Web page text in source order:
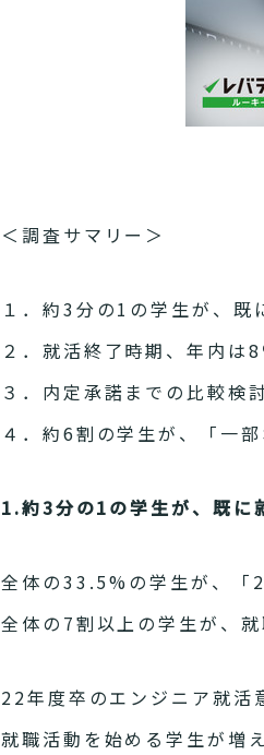
＜調査サマリー＞
１．約3分の1の学生が、既
２．就活終了時期、年内は
３．内定承諾までの比較検
４．約6割の学生が、「一
1.約3分の1の学生が、既に
全体の33.5%の学生が、「
全体の7割以上の学生が、
22年度卒のエンジニア就活
就職活動を始める学生が増